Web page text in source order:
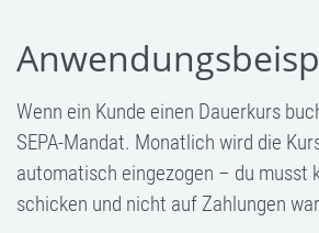
Wenn ein Kunde einen Dauerkurs
SEPA-Mandat. Monatlich wird die
automatisch eingezogen – du musst
schicken und nicht auf Zahlungen